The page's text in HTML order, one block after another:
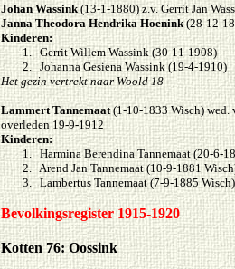
Johan Wassink(13-1-1880) z.v. Gerrit Jan
Janna Theodora Hendrika Hoenink(28-12-
Kinderen:
1. Gerrit Willem Wassink (30-11-1908)
2. Johanna Gesiena Wassink (19-4-1910)
Het gezin vertrekt naar Woold 18
Lammert Tannemaat(1-10-1833 Wisch) wed.
overleden 19-9-1912
Kinderen:
1. Harmina Berendina Tannemaat (20-6-
2. Arend Jan Tannemaat (10-9-1881
3. Lambertus Tannemaat (7-9-1885 Wisch)
Bevolkingsregister 1915-1920
Kotten 76: Oossink